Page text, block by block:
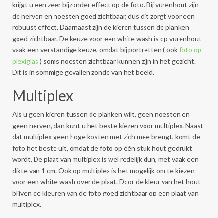
krijgt u een zeer bijzonder effect op de foto. Bij vurenhout zijn
de nerven en noesten goed zichtbaar, dus dit zorgt voor een
robuust effect. Daarnaast zijn de kieren tussen de planken
goed zichtbaar. De keuze voor een white wash is op vurenhout
vaak een verstandige keuze, omdat bij portretten ( ookfoto op
plexiglas ) soms noesten zichtbaar kunnen zijn in het gezicht.
Dit is in sommige gevallen zonde van het beeld.
Multiplex
Als u geen kieren tussen de planken wilt, geen noesten en
geen nerven, dan kunt u het beste kiezen voor multiplex. Naast
dat multiplex geen hoge kosten met zich mee brengt, komt de
foto het beste uit, omdat de foto op één stuk hout gedrukt
wordt. De plaat van multiplex is wel redelijk dun, met vaak een
dikte van 1 cm. Ook op multiplex is het mogelijk om te kiezen
voor een white wash over de plaat. Door de kleur van het hout
blijven de kleuren van de foto goed zichtbaar op een plaat van
multiplex.